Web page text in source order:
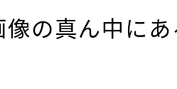
像の真ん中に